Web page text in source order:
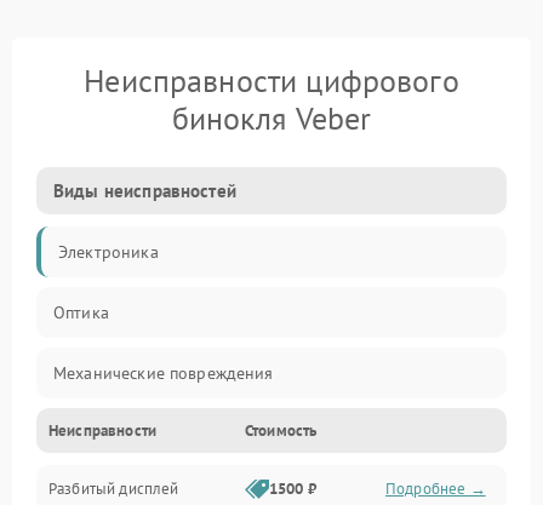
Неисправности цифрового
бинокля Veber
Виды неисправностей
Электроника
Оптика
Механические повреждения
Видео
Механика
Неисправности Стоимость
Разбитый дисплей 1500 ₽ Подробнее →